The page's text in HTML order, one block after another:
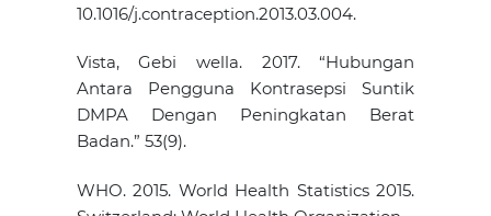
10.1016/j.contraception.2013.03.004.
Vista, Gebi wella. 2017. “Hubungan
Antara Pengguna Kontrasepsi Suntik
DMPA Dengan Peningkatan Berat
Badan.” 53(9).
WHO. 2015. World Health Statistics 2015.